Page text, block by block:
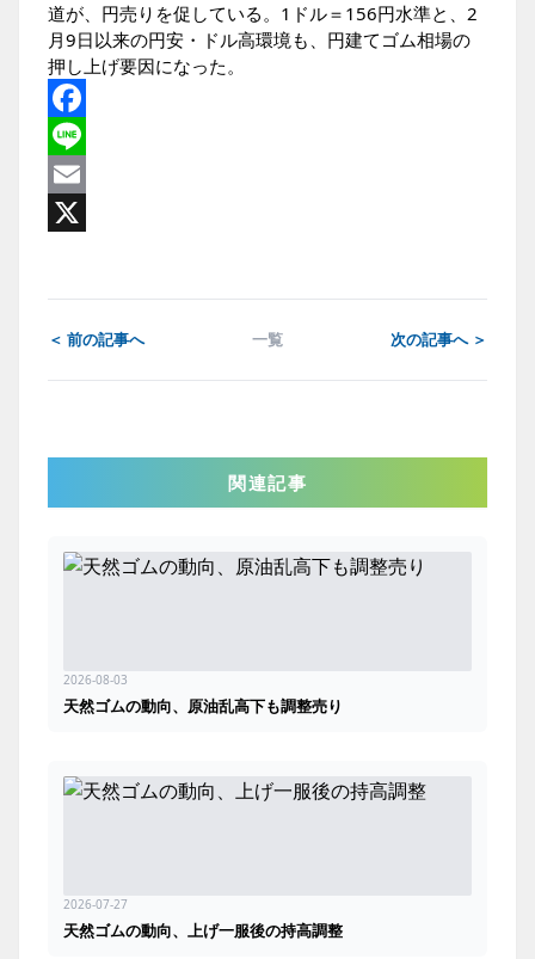
道が、円売りを促している。1ドル＝156円水準と、2
月9日以来の円安・ドル高環境も、円建てゴム相場の
押し上げ要因になった。
Facebook
Line
Email
＜ 前の記事へ 一覧 次の記事へ ＞
関連記事
2026-08-03
天然ゴムの動向、原油乱高下も調整売り
2026-07-27
天然ゴムの動向、上げ一服後の持高調整